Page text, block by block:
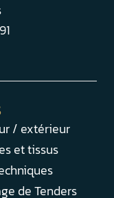
/ extérieur
et tissus
de Tenders